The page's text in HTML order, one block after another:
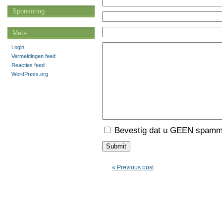
Bevestig dat u GEEN
« Previous post
Sponsoring
Meta
Login
Vermeldingen feed
Reacties feed
WordPress.org